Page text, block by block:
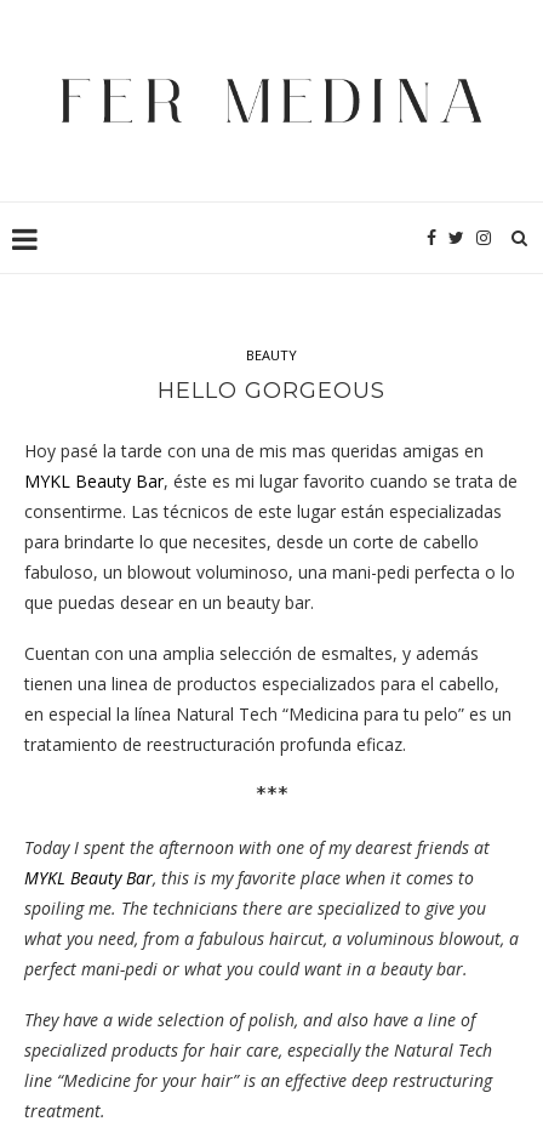
BEAUTY
HELLO GORGEOUS
Hoy pasé la tarde con una de mis mas queridas amigas en
MYKL Beauty Bar, éste es mi lugar favorito cuando se trata de
consentirme. Las técnicos de este lugar están especializadas
para brindarte lo que necesites, desde un corte de cabello
fabuloso, un blowout voluminoso, una mani-pedi perfecta o lo
que puedas desear en un beauty bar.
Cuentan con una amplia selección de esmaltes, y además
tienen una linea de productos especializados para el cabello,
en especial la línea Natural Tech “Medicina para tu pelo” es un
tratamiento de reestructuración profunda eficaz.
***
Today I spent the afternoon with one of my dearest friends at
MYKL Beauty Bar, this is my favorite place when it comes to
spoiling me. The technicians there are specialized to give you
what you need, from a fabulous haircut, a voluminous blowout, a
perfect mani-pedi or what you could want in a beauty bar.
They have a wide selection of polish, and also have a line of
specialized products for hair care, especially the Natural Tech
line “Medicine for your hair” is an effective deep restructuring
treatment.